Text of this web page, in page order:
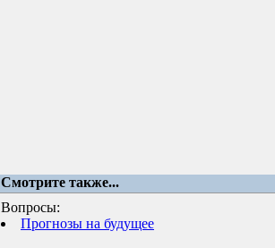
Смотрите также...
Вопросы:
Прогнозы на будущее